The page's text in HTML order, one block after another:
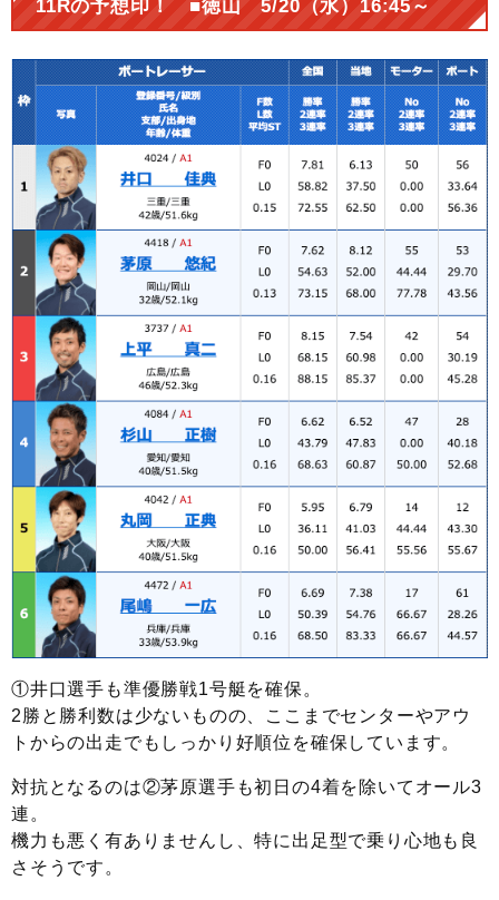
11Rの予想印！ ■徳山 5/20（水）16:45～
①井口選手も準優勝戦1号艇を確保。
2勝と勝利数は少ないものの、ここまでセンターやアウ
トからの出走でもしっかり好順位を確保しています。
対抗となるのは②茅原選手も初日の4着を除いてオール3
連。
機力も悪く有ありませんし、特に出足型で乗り心地も良
さそうです。